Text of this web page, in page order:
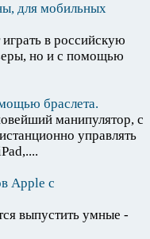
для мобильных
в российскую
но и с помощью
браслета.
манипулятор, с
управлять
Apple с
выпустить умные -